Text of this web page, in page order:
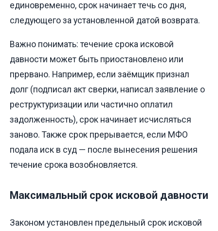
единовременно, срок начинает течь со дня,
следующего за установленной датой возврата.
Важно понимать: течение срока исковой
давности может быть приостановлено или
прервано. Например, если заёмщик признал
долг (подписал акт сверки, написал заявление о
реструктуризации или частично оплатил
задолженность), срок начинает исчисляться
заново. Также срок прерывается, если МФО
подала иск в суд — после вынесения решения
течение срока возобновляется.
Максимальный срок исковой давности
Законом установлен предельный срок исковой